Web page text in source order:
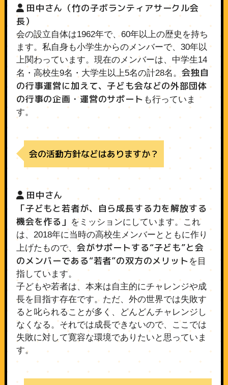
田中さん（竹の子ボランティアサークル会
長）
会の設立自体は1962年で、60年以上の歴史を持ち
ます。私自身も小学生からのメンバーで、30年以
上関わっています。現在のメンバーは、中学生14
名・高校生9名・大学生以上5名の計28名。 会独自
の行事運営に加えて、子ども会などの外部団体
の行事の企画・運営のサポート も行っていま
す。
会の活動方針などはありますか？
田中さん
「子どもと若者が、自ら成長する力を解放する
機会を作る」
をミッションにしています。これ
は、2018年に当時の高校生メンバーとともに作り
上げたもので、 会がサポートする“子ども”と会
のメンバーである“若者”の双方のメリット を目
指しています。
子どもや若者は、本来は自主的にチャレンジや成
長を目指す存在です。ただ、外の世界では失敗す
ると叱られることが多く、どんどんチャレンジし
なくなる。それでは成長できないので、ここでは
失敗に対して寛容な環境でありたいと思っていま
す。